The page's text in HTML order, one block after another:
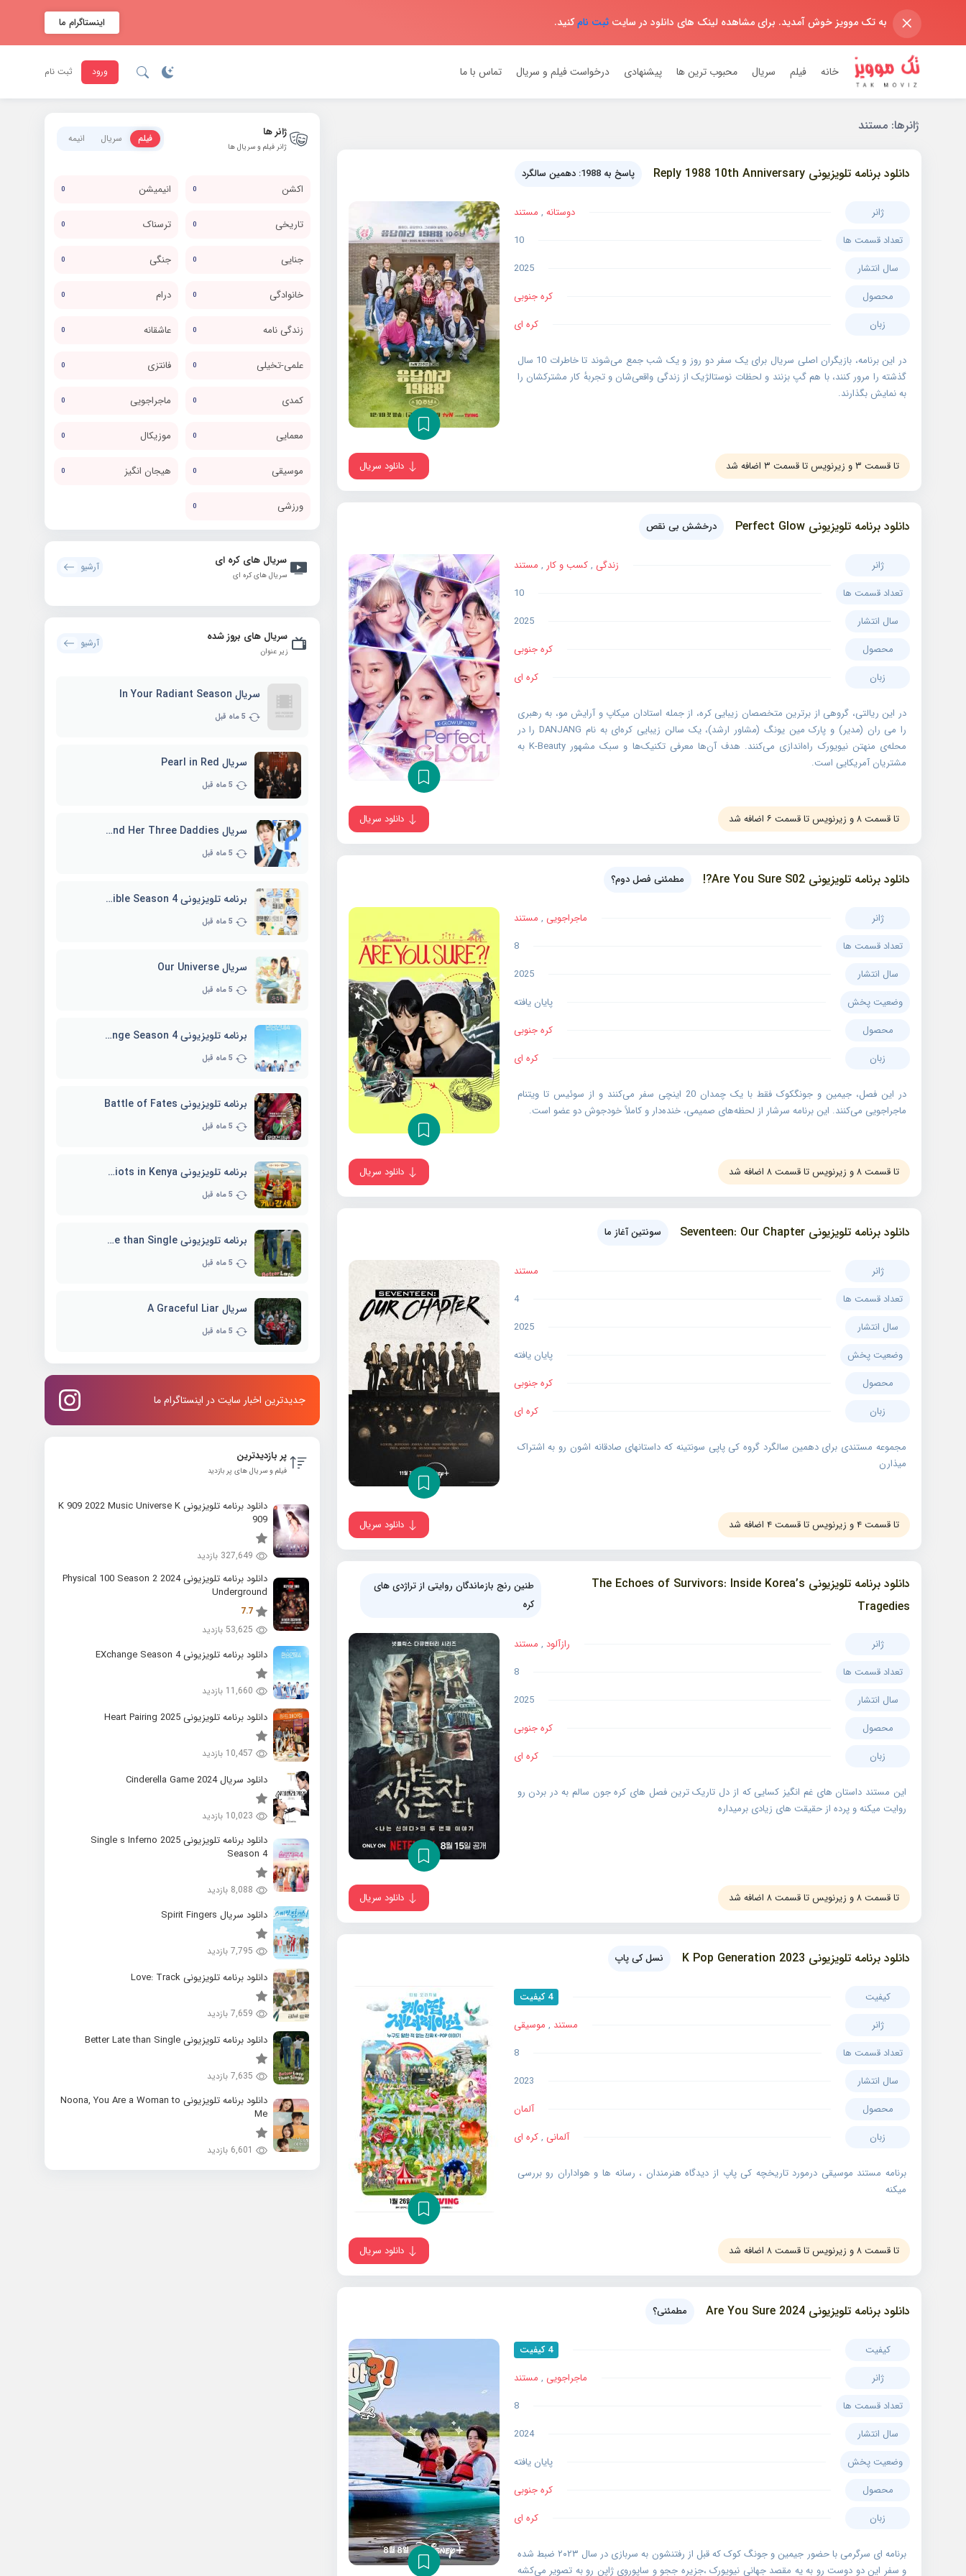
× به تک موویز خوش آمدید. برای مشاهده لینک های دانلود در سایت ثبت نامکنید. اینستاگرام ما
خانه فیلم سریال محبوب ترین ها پیشنهادی درخواست فیلم و سریال تماس با ما ورود ثبت نام
ژانر‌ها: مستند
دانلود برنامه تلویزیونی Reply 1988 10th Anniversary پاسخ به 1988: دهمین سالگرد
ژانر دوستانه , مستند
تعداد قسمت ها
10
سال انتشار
2025
محصول
کره جنوبی
زبان
کره ای
در این برنامه، بازیگران اصلی سریال برای یک سفر دو روز و یک شب جمع می‌شوند تا خاطرات 10 سال
گذشته را مرور کنند، با هم گپ بزنند و لحظات نوستالژیک از زندگی واقعی‌شان و تجربهٔ کار مشترکشان را
به نمایش بگذارند.
تا قسمت ۳ و زیرنویس تا قسمت ۳ اضافه شد دانلود سریال
دانلود برنامه تلویزیونی Perfect Glow درخشش بی‌ نقص
ژانر زندگی ,کسب و کار , مستند
تعداد قسمت ها
10
سال انتشار
2025
محصول
کره جنوبی
زبان
کره ای
در این ریالتی، گروهی از برترین متخصصان زیبایی کره، از جمله استادان میکاپ و آرایش مو، به رهبری
را می‌ ران (مدیر) و پارک مین‌ یونگ (مشاور ارشد)، یک سالن زیبایی کره‌ای به نام DANJANG را در
محله‌ی منهتن نیویورک راه‌اندازی می‌کنند. هدف آن‌ها معرفی تکنیک‌ها و سبک مشهور K-Beauty به
مشتریان آمریکایی است.
تا قسمت ۸ و زیرنویس تا قسمت ۶ اضافه شد دانلود سریال
دانلود برنامه تلویزیونی Are You Sure S02?! مطمئنی فصل دوم؟
ژانر ماجراجویی , مستند
تعداد قسمت ها
8
سال انتشار
2025
وضعیت پخش
پایان یافته
محصول
کره جنوبی
زبان
کره ای
در این فصل، جیمین و جونگکوک فقط با یک چمدان 20 اینچی سفر می‌کنند و از سوئیس تا ویتنام
ماجراجویی می‌کنند. این برنامه سرشار از لحظه‌های صمیمی، خنده‌دار و کاملاً خودجوش دو عضو است.
تا قسمت ۸ و زیرنویس تا قسمت ۸ اضافه شد دانلود سریال
دانلود برنامه تلویزیونی Seventeen: Our Chapter سونتین آغاز ما
ژانر
مستند
تعداد قسمت ها
4
سال انتشار
2025
وضعیت پخش
پایان یافته
محصول
کره جنوبی
زبان
کره ای
مجموعه مستندی برای دهمین سالگرد گروه کی پاپی سونتینه که داستانهای صادقانه اشون رو به اشتراک
میذارن
تا قسمت ۴ و زیرنویس تا قسمت ۴ اضافه شد دانلود سریال
دانلود برنامه تلویزیونی The Echoes of Survivors: Inside Korea’s
Tragedies
طنین رنج بازماندگان روایتی از تراژدی های
کره
ژانر رازآلود , مستند
تعداد قسمت ها
8
سال انتشار
2025
محصول
کره جنوبی
زبان
کره ای
این مستند داستان های غم انگیز کسایی که از دل تاریک ترین فصل های کره جون سالم به در بردن رو
روایت میکنه و پرده از حقیقت های زیادی برمیداره
تا قسمت ۸ و زیرنویس تا قسمت ۸ اضافه شد دانلود سریال
دانلود برنامه تلویزیونی 2023 K Pop Generation نسل کی پاپ
کیفیت
4 کیفیت
ژانر
مستند , موسیقی
تعداد قسمت ها
8
سال انتشار
2023
محصول
آلمان
زبان
آلمانی ,کره ای
برنامه مستند موسیقی درمورد تاریخچه کی پاپ از دیدگاه هنرمندان ، رسانه ها و هواداران رو بررسی
میکنه
تا قسمت ۸ و زیرنویس تا قسمت ۸ اضافه شد دانلود سریال
دانلود برنامه تلویزیونی 2024 Are You Sure مطمئنی؟
کیفیت
4 کیفیت
ژانر
ماجراجویی , مستند
تعداد قسمت ها
8
سال انتشار
2024
وضعیت پخش
پایان یافته
محصول
کره جنوبی
زبان
کره ای
برنامه ای سرگرمی با حضور جیمین و جونگ کوک که قبل از رفتنشون به سربازی در سال ۲۰۲۳ ضبط شده
و سفر این دو دوست رو به یه مقصد جهانی نیویورک ،جزیره ججو و ساپوروی ژاپن رو به تصویر می‌کشه
ژانر ها
ژانر فیلم و سریال ها
فیلم سریال انیمه
اکشن 0 انیمیشن 0
تاریخی 0 ترسناک 0
جنایی 0 جنگی 0
خانوادگی 0 درام 0
زندگی نامه 0 عاشقانه 0
علمی-تخیلی 0 فانتزی 0
کمدی 0 ماجراجویی 0
معمایی 0 موزیکال 0
موسیقی 0 هیجان انگیز 0
ورزشی 0
سریال های کره ای
سریال های کره ای
آرشیو
سریال های بروز شده
زیر عنوان
آرشیو
سریال In Your Radiant Season
5 ماه قبل
سریال Pearl in Red
5 ماه قبل
سریال Marie and Her Three Daddies
5 ماه قبل
برنامه تلویزیونی Whenever Possible Season 4
5 ماه قبل
سریال Our Universe
5 ماه قبل
برنامه تلویزیونی EXchange Season 4
5 ماه قبل
برنامه تلویزیونی Battle of Fates
5 ماه قبل
برنامه تلویزیونی Three Idiots in Kenya
5 ماه قبل
برنامه تلویزیونی Better Late than Single
5 ماه قبل
سریال A Graceful Liar
5 ماه قبل
جدیدترین اخبار سایت در اینستاگرام ما
پر بازدیدترین
فیلم و سریال های پر بازدید
دانلود برنامه تلویزیونی K 909 2022 Music Universe K
909
327,649 بازدید
دانلود برنامه تلویزیونی 2024 Physical 100 Season 2
Underground
7.7
53,625 بازدید
دانلود برنامه تلویزیونی EXchange Season 4
11,660 بازدید
دانلود برنامه تلویزیونی 2025 Heart Pairing
10,457 بازدید
دانلود سریال 2024 Cinderella Game
10,023 بازدید
دانلود برنامه تلویزیونی 2025 Single s Inferno
Season 4
8,088 بازدید
دانلود سریال Spirit Fingers
7,795 بازدید
دانلود برنامه تلویزیونی Love: Track
7,659 بازدید
دانلود برنامه تلویزیونی Better Late than Single
7,635 بازدید
دانلود برنامه تلویزیونی Noona, You Are a Woman to
Me
6,601 بازدید